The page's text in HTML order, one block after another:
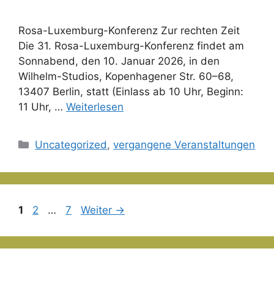
Rosa-Luxemburg-Konferenz Zur rechten Zeit
Die 31. Rosa-Luxemburg-Konferenz findet am
Sonnabend, den 10. Januar 2026, in den
Wilhelm-Studios, Kopenhagener Str. 60–68,
13407 Berlin, statt (Einlass ab 10 Uhr, Beginn:
11 Uhr, … Weiterlesen
Kategorien
Uncategorized ,vergangene Veranstaltungen
Seite
1 Seite
2 … Seite
7 Weiter →